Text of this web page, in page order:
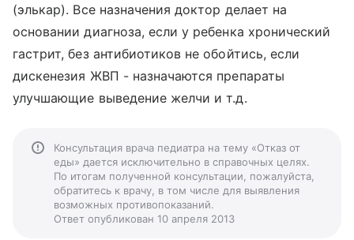
(элькар). Все назначения доктор делает на
основании диагноза, если у ребенка хронический
гастрит, без антибиотиков не обойтись, если
дискенезия ЖВП - назначаются препараты
улучшающие выведение желчи и т.д.
Консультация врача педиатра на тему «Отказ от
еды» дается исключительно в справочных целях.
По итогам полученной консультации, пожалуйста,
обратитесь к врачу, в том числе для выявления
возможных противопоказаний.
Ответ опубликован 10 апреля 2013